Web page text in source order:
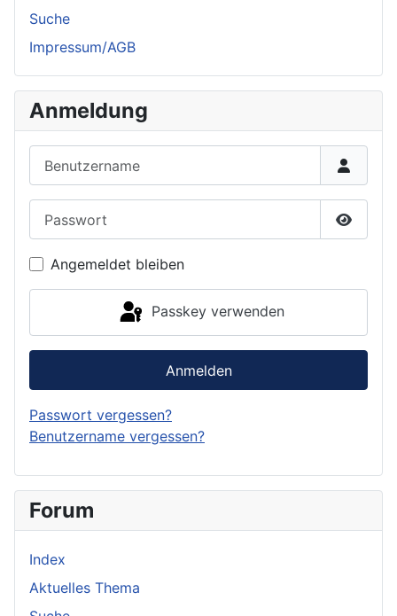
Suche
Impressum/AGB
Anmeldung
Angemeldet bleiben
Passkey verwenden
Anmelden
Passwort vergessen?
Benutzername vergessen?
Forum
Index
Aktuelles Thema